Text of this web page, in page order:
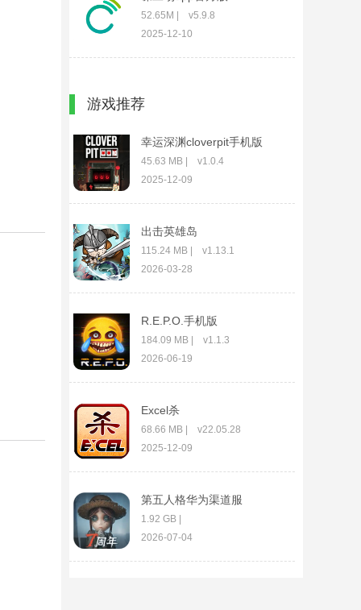
52.65M | v5.9.8
2025-12-10
14.69M | v4.3.0
游戏推荐
幸运深渊cloverpit手机版
45.63 MB | v1.0.4
2025-12-09
出击英雄岛
115.24 MB | v1.13.1
2026-03-28
R.E.P.O.手机版
184.09 MB | v1.1.3
2026-06-19
Excel杀
68.66 MB | v22.05.28
2025-12-09
第五人格华为渠道服
1.92 GB |
v2026.0611.0155
2026-07-04